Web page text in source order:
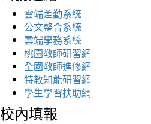
雲端差勤系統
公文整合系統
雲端學務系統
桃園教師研習網
全國教師進修網
特教知能研習網
學生學習扶助網
校內填報